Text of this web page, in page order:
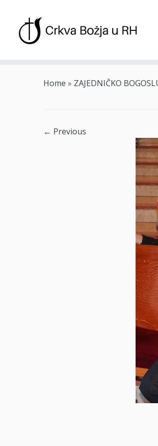
Home » ZAJEDNIČKO
← Previous